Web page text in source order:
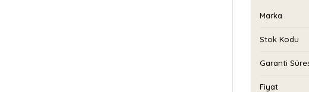
Marka
Stok Kodu
Garanti
Fiyat